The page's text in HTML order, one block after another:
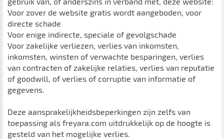
Voor zover de website gratis wordt aangeboden, voor
directe schade
Voor enige indirecte, speciale of gevolgschade
Voor zakelijke verliezen, verlies van inkomsten,
inkomsten, winsten of verwachte besparingen, verlies
van contracten of zakelijke relaties, verlies van reputatie
of goodwill, of verlies of corruptie van informatie of
gegevens.
Deze aansprakelijkheidsbeperkingen zijn zelfs van
toepassing als freyara.com uitdrukkelijk op de hoogte is
gesteld van het mogelijke verlies.